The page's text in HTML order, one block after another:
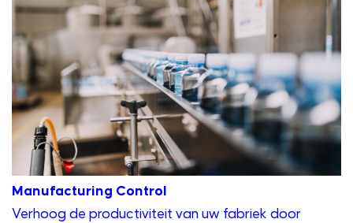
Manufacturing Control
Verhoog de productiviteit van uw fabriek door